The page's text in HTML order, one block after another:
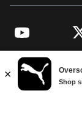
YouTube
© PUMA